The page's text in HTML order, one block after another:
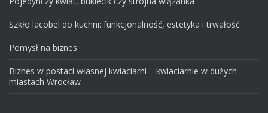
Szkło lacobel do kuchni: funkcjonalność, estetyka i trwałość
Pomysł na biznes
Biznes w postaci własnej kwiaciarni – kwiaciarnie w dużych
miastach Wrocław